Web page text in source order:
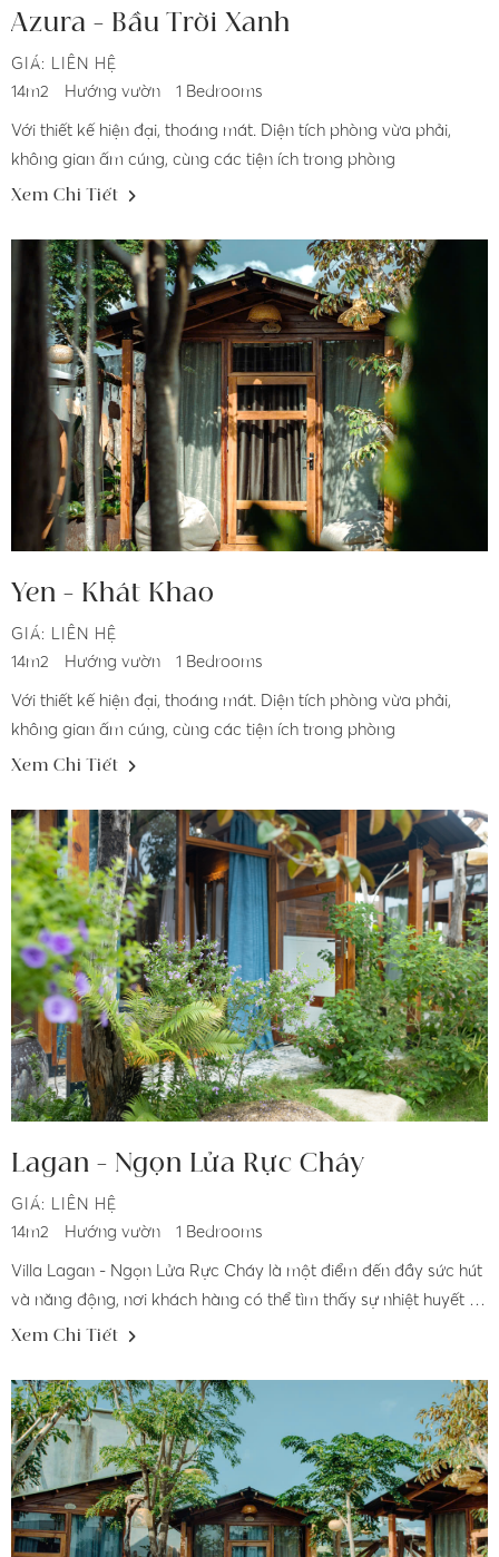
Azura - Bầu Trời Xanh
GIÁ: LIÊN HỆ
14m2 Hướng vườn
1 Bedrooms
Với thiết kế hiện đại, thoáng mát. Diện tích phòng vừa phải,
không gian ấm cúng, cùng các tiện ích trong phòng
Xem Chi Tiết
Yen - Khát Khao
GIÁ: LIÊN HỆ
14m2 Hướng vườn
1 Bedrooms
Với thiết kế hiện đại, thoáng mát. Diện tích phòng vừa phải,
không gian ấm cúng, cùng các tiện ích trong phòng
Xem Chi Tiết
Lagan - Ngọn Lửa Rực Cháy
GIÁ: LIÊN HỆ
14m2 Hướng vườn
1 Bedrooms
Villa Lagan - Ngọn Lửa Rực Cháy là một điểm đến đầy sức hút
và năng động, nơi khách hàng có thể tìm thấy sự nhiệt huyết và
đam mê. Với kiến trúc hiện đại và sáng tạo, villa này tỏa sáng
Xem Chi Tiết